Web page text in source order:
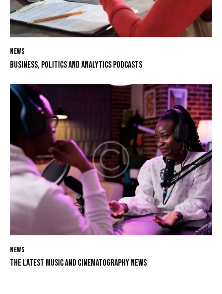
NEWS
BUSINESS, POLITICS AND ANALYTICS PODCASTS
NEWS
THE LATEST MUSIC AND CINEMATOGRAPHY NEWS